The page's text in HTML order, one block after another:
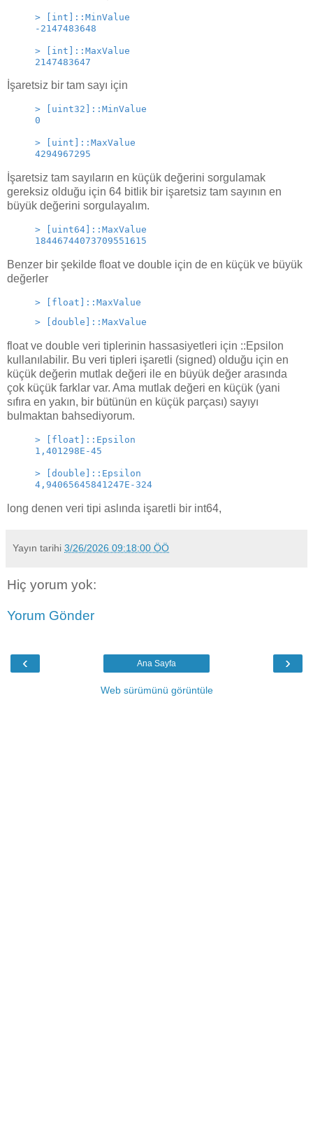
> [int]::MinValue
-2147483648
> [int]::MaxValue
2147483647
İşaretsiz bir tam sayı için
> [uint32]::MinValue
0
> [uint]::MaxValue
4294967295
İşaretsiz tam sayıların en küçük değerini sorgulamak
gereksiz olduğu için 64 bitlik bir işaretsiz tam sayının en
büyük değerini sorgulayalım.
> [uint64]::MaxValue
18446744073709551615
Benzer bir şekilde float ve double için de en küçük ve büyük
değerler
> [float]::MaxValue
> [double]::MaxValue
float ve double veri tiplerinin hassasiyetleri için ::Epsilon
kullanılabilir. Bu veri tipleri işaretli (signed) olduğu için en
küçük değerin mutlak değeri ile en büyük değer arasında
çok küçük farklar var. Ama mutlak değeri en küçük (yani
sıfıra en yakın, bir bütünün en küçük parçası) sayıyı
bulmaktan bahsediyorum.
> [float]::Epsilon
1,401298E-45
> [double]::Epsilon
4,94065645841247E-324
long denen veri tipi aslında işaretli bir int64,
Yayın tarihi 3/26/2026 09:18:00 ÖÖ
Hiç yorum yok:
Yorum Gönder
‹ ›
Ana Sayfa
Web sürümünü görüntüle